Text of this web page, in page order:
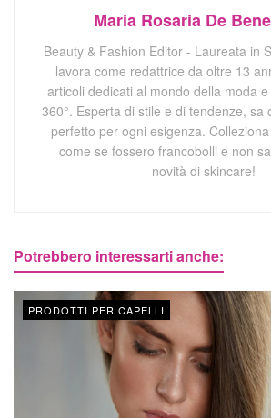
Maria Rosaria De
Beauty & Fashion Editor - Laureata in
lavora come redattrice da oltre 13
articoli dedicati al mondo della moda
360°. Esperta di stile e di tendenze, sa
perfetto per ogni esigenza.
come se fossero francobolli e non
novità di skincare!
Potrebbero interessarti anche:
PRODOTTI PER CAPELLI